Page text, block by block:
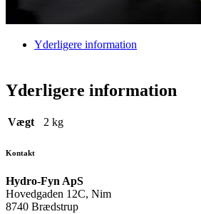
Yderligere information
Yderligere information
Vægt 2 kg
Kontakt
Hydro-Fyn ApS
Hovedgaden 12C, Nim
8740 Brædstrup